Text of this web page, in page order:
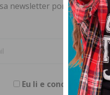
newsletter por e-mail e
Eu li e concordo com